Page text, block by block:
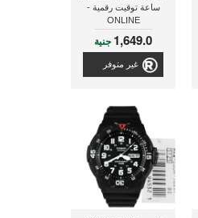
ساعة توقيت رقمية -
ONLINE
1,649.0 جنية
غير متوفر